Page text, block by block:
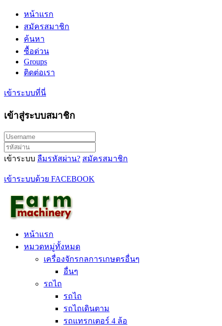
หน้าแรก
สมัครสมาชิก
ค้นหา
ซื้อด่วน
Groups
ติดต่อเรา
เข้าระบบที่นี่
เข้าสู่ระบบสมาชิก
เข้าระบบ ลืมรหัสผ่าน? สมัครสมาชิก
เข้าระบบด้วย FACEBOOK
หน้าแรก
หมวดหมู่ทั้งหมด
เครื่องจักรกลการเกษตรอื่นๆ
อื่นๆ
รถไถ
รถไถ
รถไถเดินตาม
รถแทรกเตอร์ 4 ล้อ